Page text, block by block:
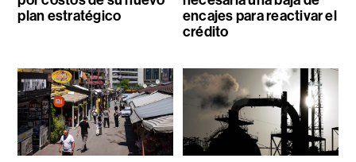
plan estratégico
encajes para reactivar el
crédito